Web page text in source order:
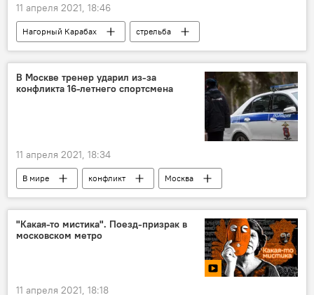
11 апреля 2021, 18:46
Нагорный Карабах стрельба
В Москве тренер ударил из-за
конфликта 16-летнего спортсмена
11 апреля 2021, 18:34
В мире конфликт
Москва
тренер
спортсмен
"Какая-то мистика". Поезд-призрак в
московском метро
11 апреля 2021, 18:18